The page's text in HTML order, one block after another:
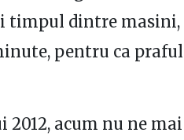
dintre masini,
pentru ca praful
2012, acum nu ne